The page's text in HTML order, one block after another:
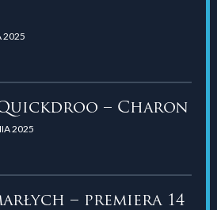
2025
– Charon
2025
– premiera 14